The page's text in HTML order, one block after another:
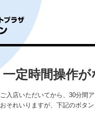
一定時間操作
ご入店いただいてから、30分間
おそれいりますが、下記のボタ